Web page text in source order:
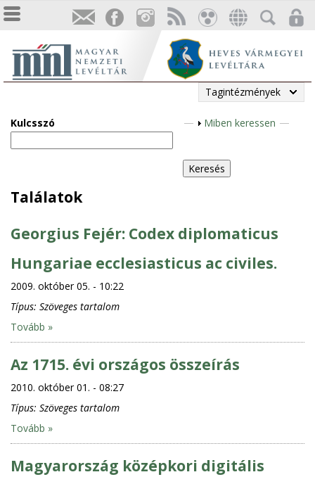
Tagintézmények
Kulcsszó
M
g
j
n
Miben keressen
Találatok
Georgius Fejér: Codex diplomaticus
Hungariae ecclesiasticus ac civiles.
2009. október 05. - 10:22
Típus: Szöveges tartalom
Tovább »
Az 1715. évi országos összeírás
2010. október 01. - 08:27
Típus: Szöveges tartalom
Tovább »
Magyarország középkori digitális